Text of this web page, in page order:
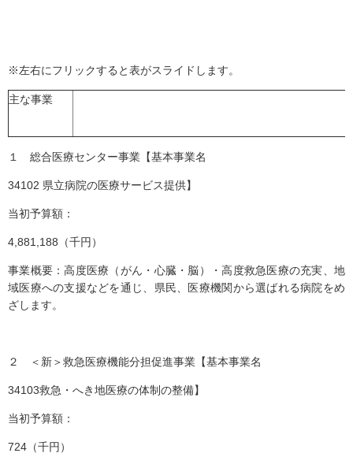
※左右にフリックすると表がスライドします。
主な事業
１ 総合医療センター事業【基本事業名
34102 県立病院の医療サービス提供】
当初予算額：
4,881,188（千円）
事業概要：高度医療（がん・心臓・脳）・高度救急医療の充実、地
域医療への支援などを通じ、県民、医療機関から選ばれる病院をめ
ざします。
２ ＜新＞救急医療機能分担促進事業【基本事業名
34103救急・へき地医療の体制の整備】
当初予算額：
724（千円）